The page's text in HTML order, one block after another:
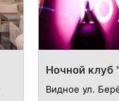
Ночной клуб
Видное ул.